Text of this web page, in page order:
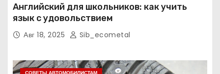
Английский для школьников: как учить
язык с удовольствием
Авг 18, 2025 Sib_ecometal